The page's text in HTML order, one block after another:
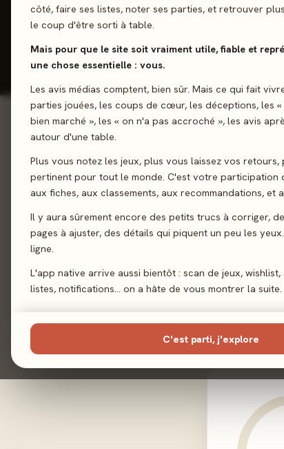
côté, faire ses listes, noter ses parties, et retrouver
le coup d'être sorti à table.
Mais pour que le site soit vraiment utile, fiable et
une chose essentielle : vous.
Les avis médias comptent, bien sûr. Mais ce qui fait
parties jouées, les coups de cœur, les déceptions, les
bien marché », les « on n'a pas accroché », les avis
autour d'une table.
Plus vous notez les jeux, plus vous laissez vos
pertinent pour tout le monde. C'est votre participation
aux fiches, aux classements, aux recommandations, et
Il y aura sûrement encore des petits trucs à corriger,
pages à ajuster, des détails qui piquent un peu les
ligne.
L'app native arrive aussi bientôt : scan de jeux,
listes, notifications… on a hâte de vous montrer la suite.
C'est parti, j'explore
1-4
01 Le jeu
02Le verdict
03On en discute
04La presse
Les joueurs
07Similaires
Accompagnez
Montagne du
ressources et
l'Anneau !
Gestion de
02 - LE